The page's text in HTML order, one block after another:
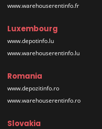
www.warehouserentinfo.fr
Luxembourg
www.depotinfo.lu
www.warehouserentinfo.lu
Romania
www.depozitinfo.ro
www.warehouserentinfo.ro
Slovakia